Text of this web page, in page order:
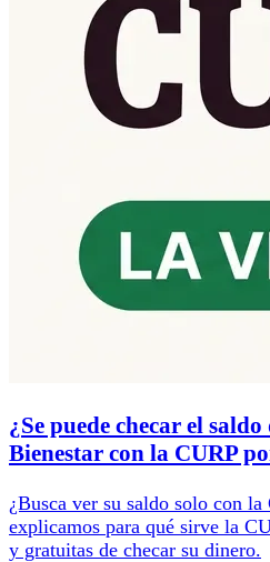
¿Se puede checar el
Bienestar con la CURP
¿Busca ver su saldo solo con
explicamos para qué sirve la
y gratuitas de checar su dinero.